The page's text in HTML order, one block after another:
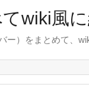
wiki風に
ー）をまとめて、